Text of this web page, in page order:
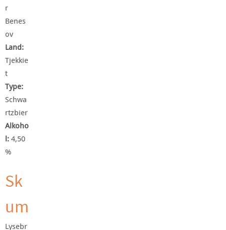
r
Benes
ov
Land:
Tjekkie
t
Type:
Schwa
rtzbier
Alkoho
l: 4,50
%
Sk
um
Lysebr